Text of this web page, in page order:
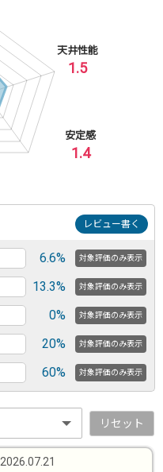
1.5
天井性能
1.4
安定感
レビュー書く
6.6% 対象評価のみ表示
13.3% 対象評価のみ表示
0% 対象評価のみ表示
20% 対象評価のみ表示
60% 対象評価のみ表示
リセット
2026.07.21